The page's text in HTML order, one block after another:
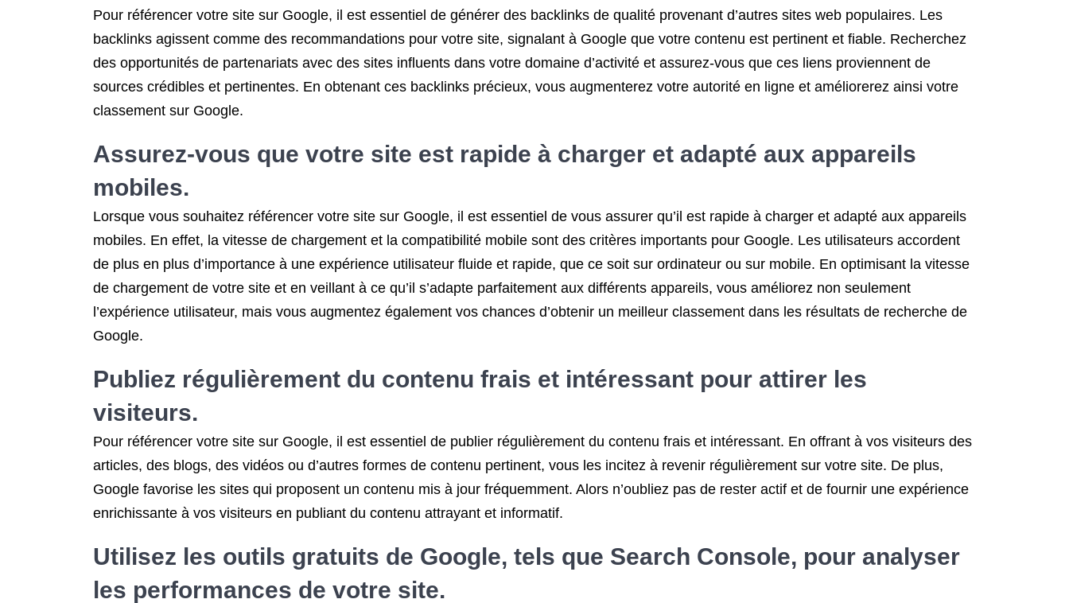
Pour référencer votre site sur Google, il est essentiel de générer des backlinks de qualité provenant d’autres sites web populaires. Les
backlinks agissent comme des recommandations pour votre site, signalant à Google que votre contenu est pertinent et fiable. Recherchez
des opportunités de partenariats avec des sites influents dans votre domaine d’activité et assurez-vous que ces liens proviennent de
sources crédibles et pertinentes. En obtenant ces backlinks précieux, vous augmenterez votre autorité en ligne et améliorerez ainsi votre
classement sur Google.
Assurez-vous que votre site est rapide à charger et adapté aux appareils
mobiles.
Lorsque vous souhaitez référencer votre site sur Google, il est essentiel de vous assurer qu’il est rapide à charger et adapté aux appareils
mobiles. En effet, la vitesse de chargement et la compatibilité mobile sont des critères importants pour Google. Les utilisateurs accordent
de plus en plus d’importance à une expérience utilisateur fluide et rapide, que ce soit sur ordinateur ou sur mobile. En optimisant la vitesse
de chargement de votre site et en veillant à ce qu’il s’adapte parfaitement aux différents appareils, vous améliorez non seulement
l’expérience utilisateur, mais vous augmentez également vos chances d’obtenir un meilleur classement dans les résultats de recherche de
Google.
Publiez régulièrement du contenu frais et intéressant pour attirer les
visiteurs.
Pour référencer votre site sur Google, il est essentiel de publier régulièrement du contenu frais et intéressant. En offrant à vos visiteurs des
articles, des blogs, des vidéos ou d’autres formes de contenu pertinent, vous les incitez à revenir régulièrement sur votre site. De plus,
Google favorise les sites qui proposent un contenu mis à jour fréquemment. Alors n’oubliez pas de rester actif et de fournir une expérience
enrichissante à vos visiteurs en publiant du contenu attrayant et informatif.
Utilisez les outils gratuits de Google, tels que Search Console, pour analyser
les performances de votre site.